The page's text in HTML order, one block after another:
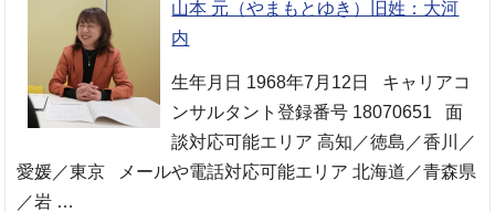
山本 元（やまもとゆき）旧姓：大河
内
生年月日 1968年7月12日 キャリアコ
ンサルタント登録番号 18070651 面
談対応可能エリア 高知／徳島／香川／
愛媛／東京 メールや電話対応可能エリア 北海道／青森県
／岩 …